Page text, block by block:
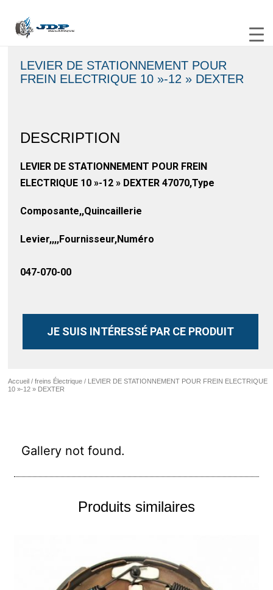
Accueil /freins Électrique / LEVIER DE STATIONNEMENT POUR FREIN ELECTRIQUE
10 »-12 » DEXTER
Gallery not found.
LEVIER DE STATIONNEMENT POUR
FREIN ELECTRIQUE 10 »-12 » DEXTER
DESCRIPTION
LEVIER DE STATIONNEMENT POUR FREIN
ELECTRIQUE 10 »-12 » DEXTER 47070,Type
Composante,,Quincaillerie
Levier,,,,Fournisseur,Numéro
047-070-00
JE SUIS INTÉRESSÉ PAR CE PRODUIT
Produits similaires